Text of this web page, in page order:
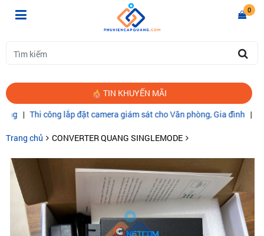
0
TIN KHUYẾN MÃI
lắp đặt camera giám sát cho Văn phòng, Gia đình|CÁP QUANG
Trang chủ CONVERTER QUANG SINGLEMODE